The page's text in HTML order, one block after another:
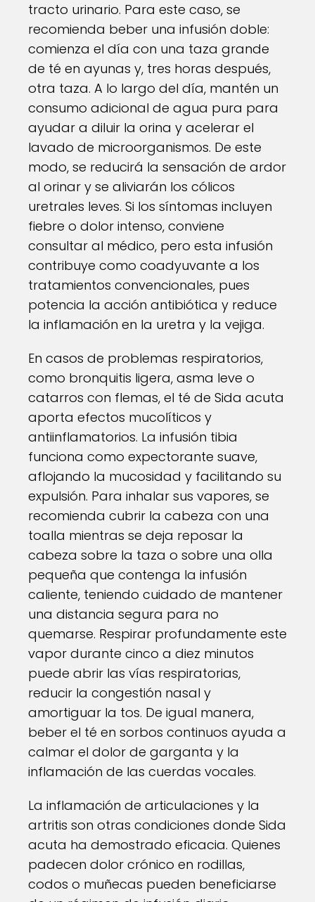
tracto urinario. Para este caso, se
recomienda beber una infusión doble:
comienza el día con una taza grande
de té en ayunas y, tres horas después,
otra taza. A lo largo del día, mantén un
consumo adicional de agua pura para
ayudar a diluir la orina y acelerar el
lavado de microorganismos. De este
modo, se reducirá la sensación de ardor
al orinar y se aliviarán los cólicos
uretrales leves. Si los síntomas incluyen
fiebre o dolor intenso, conviene
consultar al médico, pero esta infusión
contribuye como coadyuvante a los
tratamientos convencionales, pues
potencia la acción antibiótica y reduce
la inflamación en la uretra y la vejiga.
En casos de problemas respiratorios,
como bronquitis ligera, asma leve o
catarros con flemas, el té de Sida acuta
aporta efectos mucolíticos y
antiinflamatorios. La infusión tibia
funciona como expectorante suave,
aflojando la mucosidad y facilitando su
expulsión. Para inhalar sus vapores, se
recomienda cubrir la cabeza con una
toalla mientras se deja reposar la
cabeza sobre la taza o sobre una olla
pequeña que contenga la infusión
caliente, teniendo cuidado de mantener
una distancia segura para no
quemarse. Respirar profundamente este
vapor durante cinco a diez minutos
puede abrir las vías respiratorias,
reducir la congestión nasal y
amortiguar la tos. De igual manera,
beber el té en sorbos continuos ayuda a
calmar el dolor de garganta y la
inflamación de las cuerdas vocales.
La inflamación de articulaciones y la
artritis son otras condiciones donde Sida
acuta ha demostrado eficacia. Quienes
padecen dolor crónico en rodillas,
codos o muñecas pueden beneficiarse